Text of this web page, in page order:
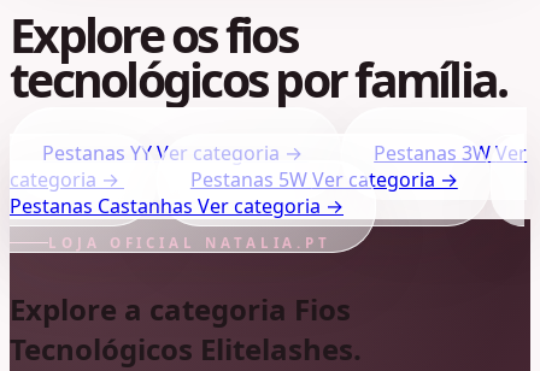
Explore os fios
tecnológicos por família.
Pestanas YYVer categoria → Pestanas 3WVer
categoria →
Pestanas 5WVer categoria →
Pestanas Castanhas Ver categoria →
LOJA OFICIAL NATALIA.PT
Explore a categoria Fios
Tecnológicos Elitelashes.